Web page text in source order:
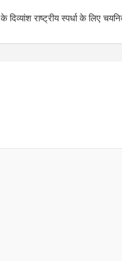
दिव्यांश राष्ट्रीय स्पर्धा के लिए